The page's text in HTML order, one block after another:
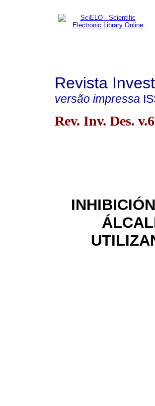
Revista
versão impressa
Rev. Inv. Des.